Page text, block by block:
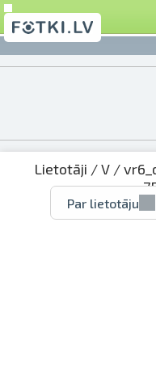
Lietotāji /V/
Par lietotāju